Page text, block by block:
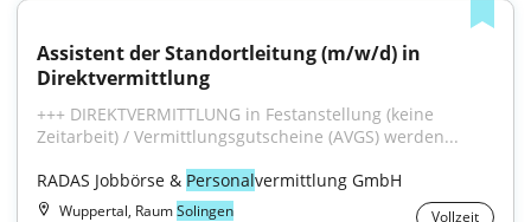
Assistent der Standortleitung (m/w/d) in
Direktvermittlung
+++ DIREKTVERMITTLUNG in Festanstellung (keine
Zeitarbeit) / Vermittlungsgutscheine (AVGS) werden...
RADAS Jobbörse & Personalvermittlung GmbH
Wuppertal, RaumSolingen Vollzeit